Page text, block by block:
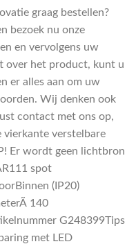
graag bestellen?
bezoek nu onze
en vervolgens uw
over het product, kunt u
er alles aan om uw
Wij denken ook
contact met ons op,
verstelbare
Er wordt geen lichtbron
spot
(IP20)
140
G248399Tips
met LED